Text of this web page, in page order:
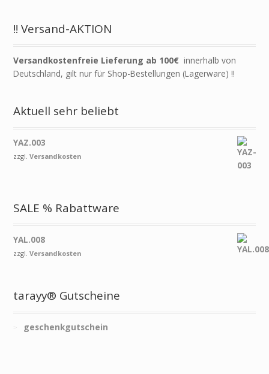
!! Versand-AKTION
Versandkostenfreie Lieferung ab 100€ innerhalb von
Deutschland, gilt nur für Shop-Bestellungen (Lagerware) !!
Aktuell sehr beliebt
YAZ.003
zzgl.Versandkosten
SALE % Rabattware
YAL.008
zzgl.Versandkosten
tarayy® Gutscheine
geschenkgutschein